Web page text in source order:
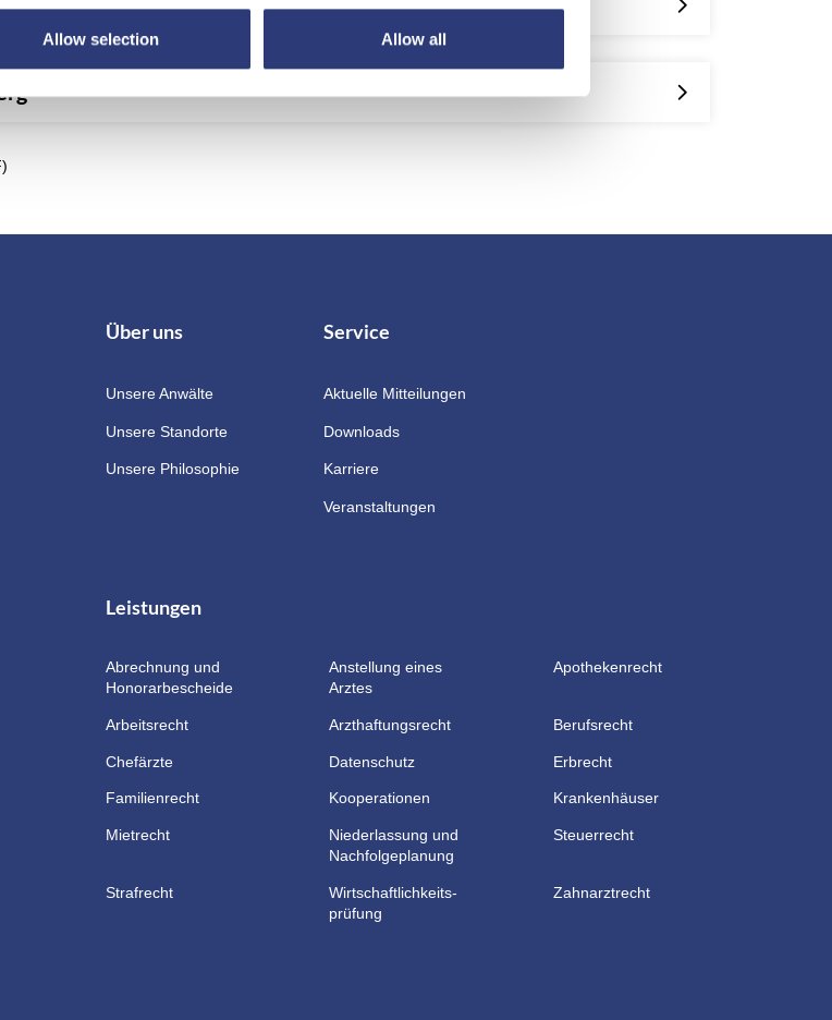
Allow selection Allow all
Über uns
Unsere Anwälte
Unsere Standorte
Unsere Philosophie
Service
Aktuelle Mitteilungen
Downloads
Karriere
Veranstaltungen
Leistungen
Abrechnung und
Honorarbescheide
Anstellung eines
Arztes
Apothekenrecht
Arbeitsrecht Arzthaftungsrecht Berufsrecht
Chefärzte Datenschutz Erbrecht
Familienrecht Kooperationen Krankenhäuser
Mietrecht
Niederlassung und
Nachfolgeplanung
Steuerrecht
Strafrecht
Wirtschaft­lichkeits­
prüfung
Zahnarztrecht